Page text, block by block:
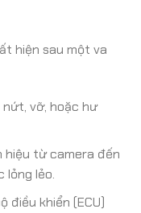
hiện sau một va
vỡ, hoặc hư
hiệu từ camera đến
lỏng lẻo.
điều khiển (ECU)